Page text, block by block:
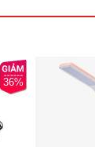
36%